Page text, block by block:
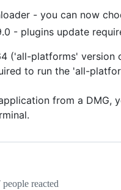
- you can now
- plugins update
('all-platforms' version
to run the 'all-
from a DMG,
people reacted